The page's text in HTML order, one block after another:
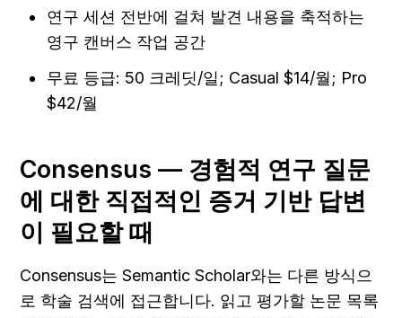
연구 세션 전반에 걸쳐 발견 내용을 축적하는
영구 캔버스 작업 공간
무료 등급: 50 크레딧/일; Casual $14/월; Pro
$42/월
Consensus — 경험적 연구 질문
에 대한 직접적인 증거 기반 답변
이 필요할 때
Consensus는 Semantic Scholar와는 다른 방식으
로 학술 검색에 접근합니다. 읽고 평가할 논문 목록